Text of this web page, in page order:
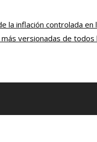
la inflación controlada en
más versionadas de